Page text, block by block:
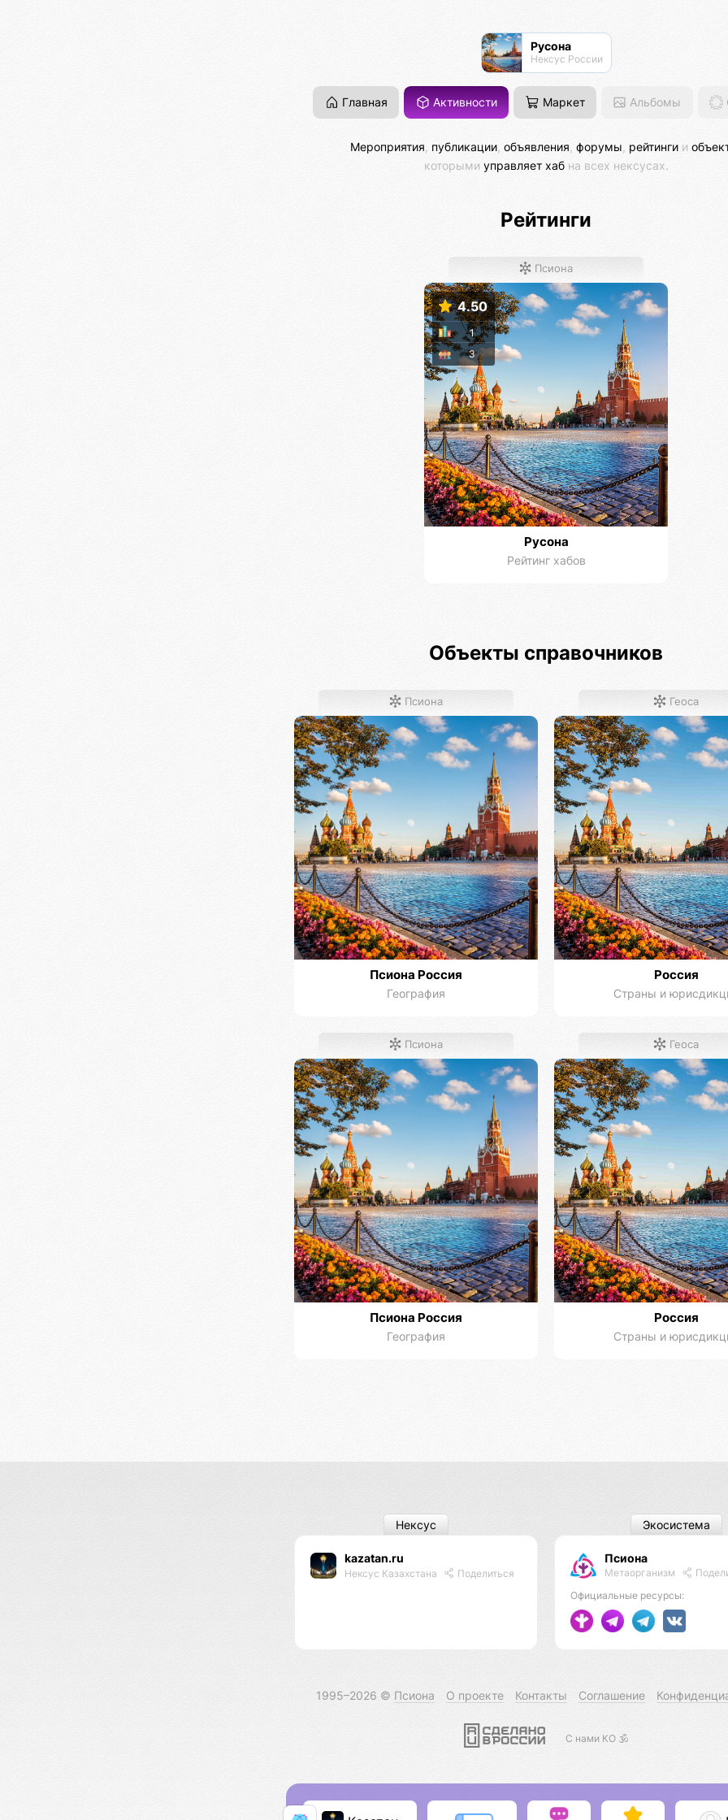
Русона
Нексус России
Главная Активности Маркет Альбомы
Мероприятия, публикации, объявления, форумы рейтингии
которыми управляет хабна всех нексусах.
Рейтинги
Псиона
4.50
3
1
Русона
Рейтинг хабов
Объекты справочников
Псиона
Псиона Россия
География
Геоса
Россия
Страны и
Псиона
Псиона Россия
География
Геоса
Россия
Страны и
kazatan.ru
Нексус Казахстана Поделиться
Нексус
Псиона
Метаорганизм
Официальные ресурсы:
Экосистема
1995–2026 © Псиона О проекте Контакты Соглашение
С нами КО 🕉️